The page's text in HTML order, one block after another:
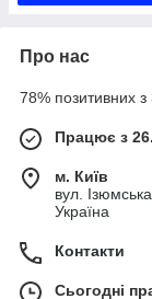
Про нас
78% позитивних з
Працює з
м. Київ
вул.
Україна
Контакти
Сьогодні